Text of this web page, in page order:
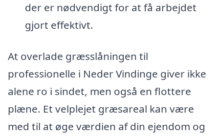
der er nødvendigt for at få arbejdet
gjort effektivt.
At overlade græsslåningen til
professionelle i Neder Vindinge giver ikke
alene ro i sindet, men også en flottere
plæne. Et velplejet græsareal kan være
med til at øge værdien af din ejendom og